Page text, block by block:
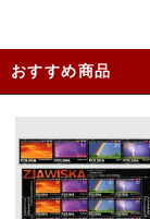
おすすめ商品